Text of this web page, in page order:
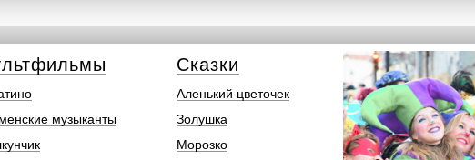
музыканты
Сказки
Аленький цветочек
Золушка
Морозко